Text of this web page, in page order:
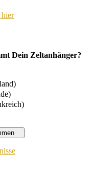
hier
Dein Zeltanhänger?